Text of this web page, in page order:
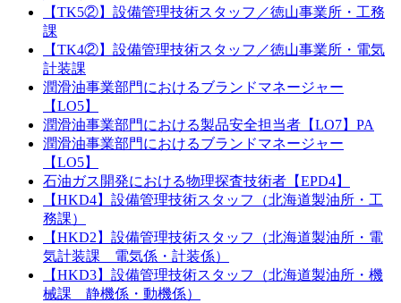
【TK5②】設備管理技術スタッフ／徳山事業所・工務
課
【TK4②】設備管理技術スタッフ／徳山事業所・電気
計装課
潤滑油事業部門におけるブランドマネージャー
【LO5】
潤滑油事業部門における製品安全担当者【LO7】PA
潤滑油事業部門におけるブランドマネージャー
【LO5】
石油ガス開発における物理探査技術者【EPD4】
【HKD4】設備管理技術スタッフ（北海道製油所・工
務課）
【HKD2】設備管理技術スタッフ（北海道製油所・電
気計装課 電気係・計装係）
【HKD3】設備管理技術スタッフ（北海道製油所・機
械課 静機係・動機係）